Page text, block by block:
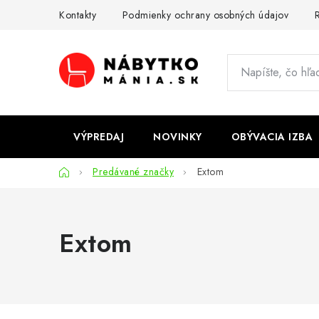
Kontakty Podmienky ochrany osobných údajov
VÝPREDAJ NOVINKY OBÝVACIA IZBA
DomovPredávané značky Extom
Extom